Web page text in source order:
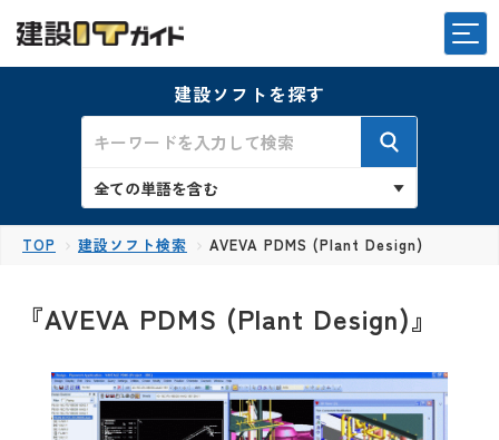
建設ソフトを探す
TOP 建設ソフト検索 AVEVA PDMS (Plant Design)
『AVEVA PDMS (Plant Design)』